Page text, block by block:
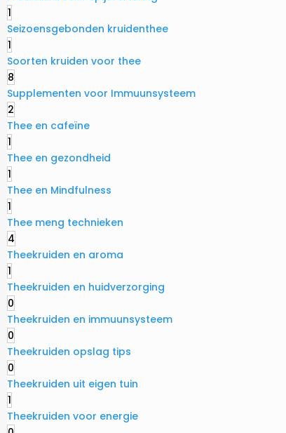
1
Seizoensgebonden kruidenthee
1
Soorten kruiden voor thee
8
Supplementen voor Immuunsysteem
2
Thee en cafeïne
1
Thee en gezondheid
1
Thee en Mindfulness
1
Thee meng technieken
4
Theekruiden en aroma
1
Theekruiden en huidverzorging
0
Theekruiden en immuunsysteem
0
Theekruiden opslag tips
0
Theekruiden uit eigen tuin
1
Theekruiden voor energie